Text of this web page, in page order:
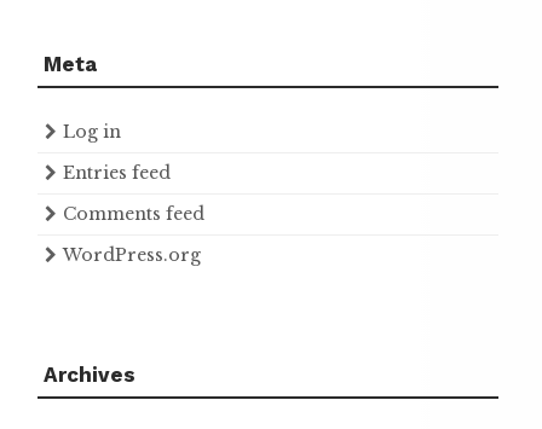
Meta
Log in
Entries feed
Comments feed
WordPress.org
Archives